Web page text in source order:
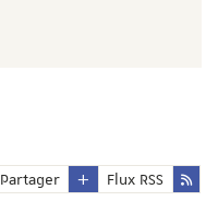
Partager Flux RSS